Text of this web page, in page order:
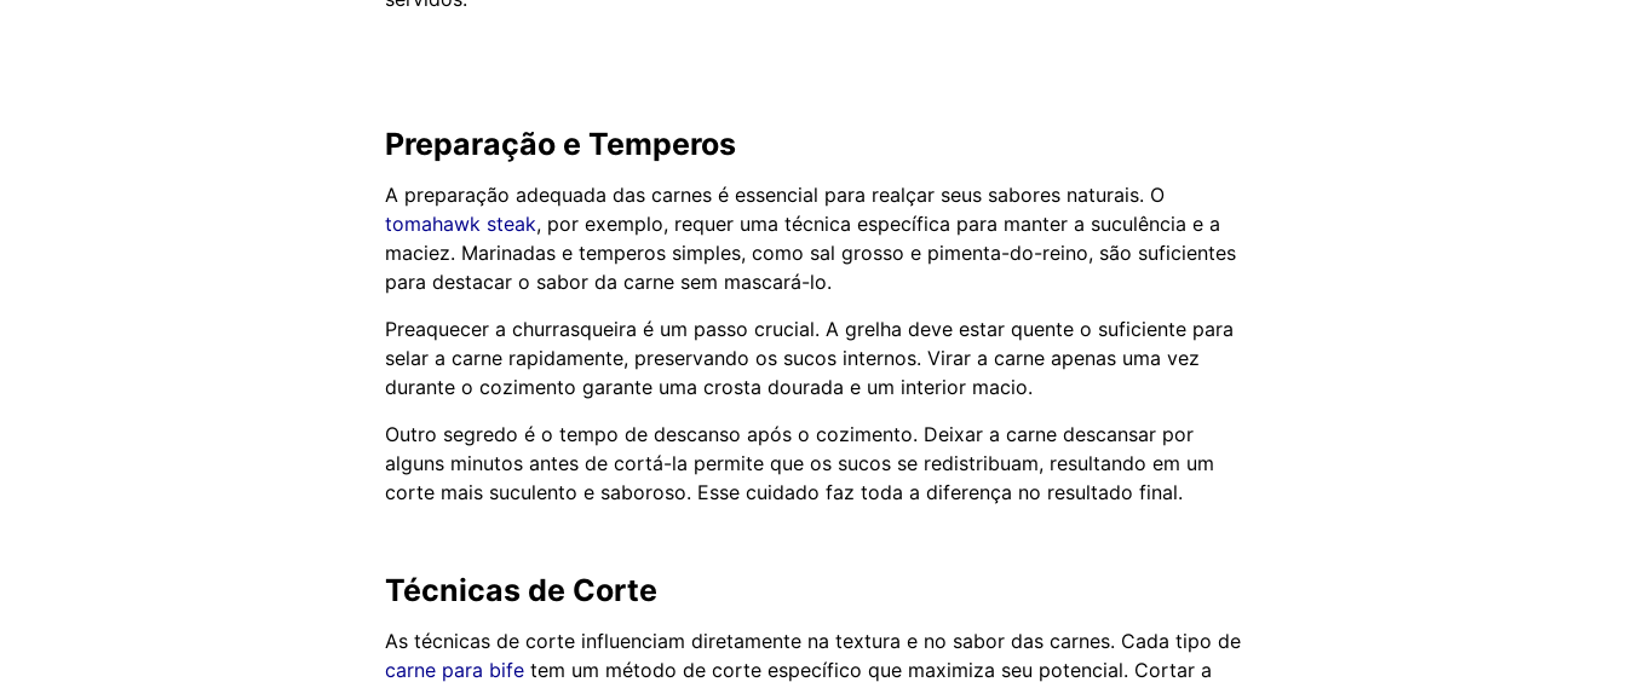
Preparação e Temperos
A preparação adequada das carnes é essencial para realçar seus sabores naturais. O
tomahawk steak, por exemplo, requer uma técnica específica para manter a suculência e a
maciez. Marinadas e temperos simples, como sal grosso e pimenta-do-reino, são suficientes
para destacar o sabor da carne sem mascará-lo.
Preaquecer a churrasqueira é um passo crucial. A grelha deve estar quente o suficiente para
selar a carne rapidamente, preservando os sucos internos. Virar a carne apenas uma vez
durante o cozimento garante uma crosta dourada e um interior macio.
Outro segredo é o tempo de descanso após o cozimento. Deixar a carne descansar por
alguns minutos antes de cortá-la permite que os sucos se redistribuam, resultando em um
corte mais suculento e saboroso. Esse cuidado faz toda a diferença no resultado final.
Técnicas de Corte
As técnicas de corte influenciam diretamente na textura e no sabor das carnes. Cada tipo de
carne para bife tem um método de corte específico que maximiza seu potencial. Cortar a